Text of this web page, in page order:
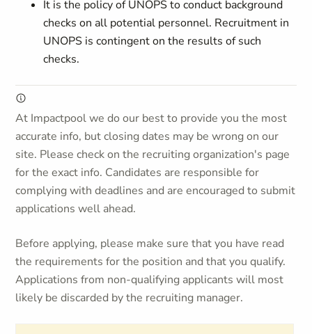
It is the policy of UNOPS to conduct background
checks on all potential personnel. Recruitment in
UNOPS is contingent on the results of such
checks.
At Impactpool we do our best to provide you the most
accurate info, but closing dates may be wrong on our
site. Please check on the recruiting organization's page
for the exact info. Candidates are responsible for
complying with deadlines and are encouraged to submit
applications well ahead.
Before applying, please make sure that you have read
the requirements for the position and that you qualify.
Applications from non-qualifying applicants will most
likely be discarded by the recruiting manager.